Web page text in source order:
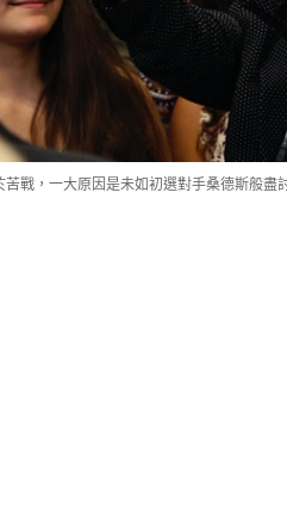
戰，一大原因是未如初選對手桑德斯般盡